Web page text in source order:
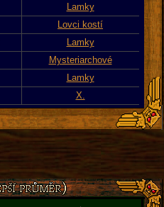
Lamky
Lovci kostí
Lamky
Mysteriarchové
Lamky
X.